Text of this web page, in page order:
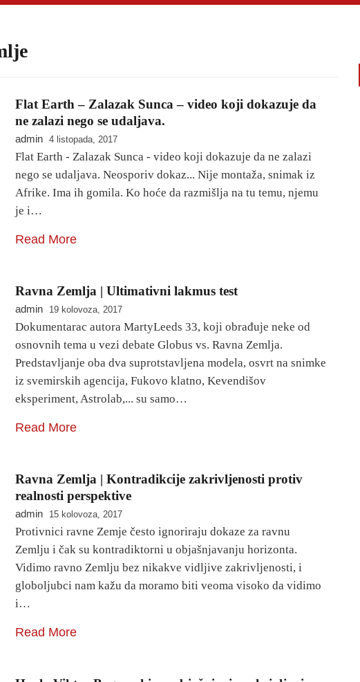
Flat Earth – Zalazak Sunca – video koji dokazuje da
ne zalazi nego se udaljava.
admin 4 listopada, 2017
Flat Earth - Zalazak Sunca - video koji dokazuje da ne zalazi
nego se udaljava. Neosporiv dokaz... Nije montaža, snimak iz
Afrike. Ima ih gomila. Ko hoće da razmišlja na tu temu, njemu
je i…
Read More
Ravna Zemlja | Ultimativni lakmus test
admin 19 kolovoza, 2017
Dokumentarac autora MartyLeeds 33, koji obrađuje neke od
osnovnih tema u vezi debate Globus vs. Ravna Zemlja.
Predstavljanje oba dva suprotstavljena modela, osvrt na snimke
iz svemirskih agencija, Fukovo klatno, Kevendišov
eksperiment, Astrolab,... su samo…
Read More
Ravna Zemlja | Kontradikcije zakrivljenosti protiv
realnosti perspektive
admin 15 kolovoza, 2017
Protivnici ravne Zemje često ignoriraju dokaze za ravnu
Zemlju i čak su kontradiktorni u objašnjavanju horizonta.
Vidimo ravno Zemlju bez nikakve vidljive zakrivljenosti, i
globoljubci nam kažu da moramo biti veoma visoko da vidimo
i…
Read More